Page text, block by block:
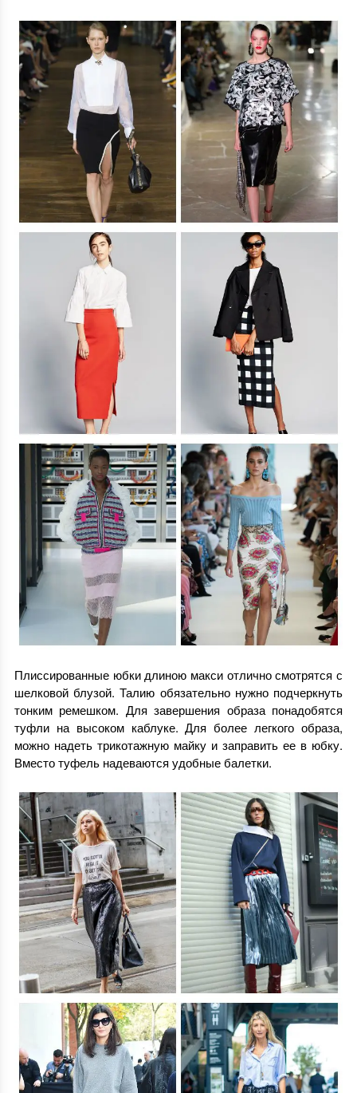
Плиссированные юбки длиною макси отлично смотрятся с
шелковой блузой. Талию обязательно нужно подчеркнуть
тонким ремешком. Для завершения образа понадобятся
туфли на высоком каблуке. Для более легкого образа,
можно надеть трикотажную майку и заправить ее в юбку.
Вместо туфель надеваются удобные балетки.